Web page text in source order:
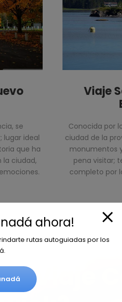
se
lugar ideal
que ha
la ciudad,
Viaje
Conocida por
ciudad de la
monumentos
pena visitar;
completo por
Viaje
ahora!
rutas autoguiadas por los